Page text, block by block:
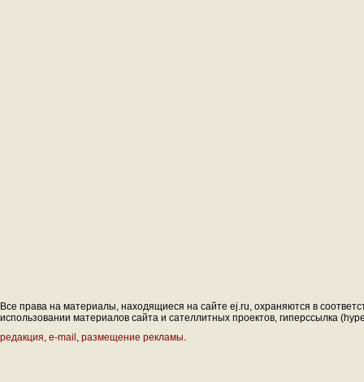
Все права на материалы, находящиеся на сайте ej.ru, охраняются в
использовании материалов сайта и сателлитных проектов, гиперссылка
редакция, e-mail , размещение рекламы.